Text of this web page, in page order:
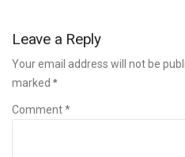
Leave a Reply
Your email address will not be
marked *
Comment *